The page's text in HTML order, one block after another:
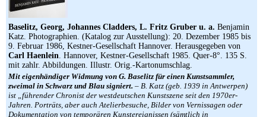
Baselitz, Georg, Johannes Cladders, L. Fritz Gruber u. a. Benjamin
Katz. Photographien. (Katalog zur Ausstellung): 20. Dezember 1985 bis
9. Februar 1986, Kestner-Gesellschaft Hannover. Herausgegeben von
Carl Haenlein. Hannover, Kestner-Gesellschaft 1985. Quer-8°. 135 S.
mit zahlr. Abbildungen. Illustr. Orig.-Kartonumschlag.
Mit eigenhändiger Widmung von G. Baselitz für einen Kunstsammler,
zweimal in Schwarz und Blau signiert. – B. Katz (geb. 1939 in Antwerpen)
ist „führender Chronist der westdeutschen Kunstszene seit den 1970er-
Jahren. Porträts, aber auch Atelierbesuche, Bilder von Vernissagen oder
Dokumentation von temporären Kunstereignissen (sämtlich in